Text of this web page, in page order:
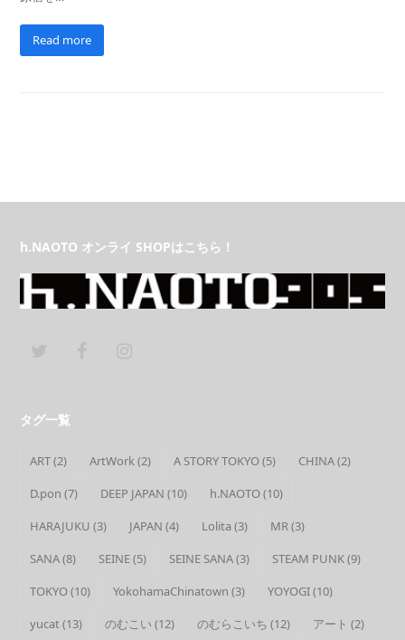
Read more
h.NAOTO オンライ SHOPはこちら！
タグ一覧
ART(2) ArtWork(2) A STORY TOKYO(5) CHINA(2)
D.pon (7) DEEP JAPAN (10) h.NAOTO(10)
HARAJUKU (3) JAPAN (4) Lolita (3) MR(3)
SANA(8) SEINE(5) SEINE SANA(3) STEAM PUNK(9)
TOKYO(10) YokohamaChinatown (3) YOYOGI(10)
yucat(13) のむこい (12) のむらこいち (12) アート (2)